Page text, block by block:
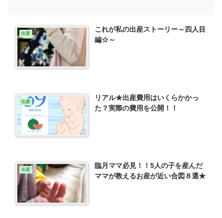
出産
これが私の出産ストーリー～四人目
編☆～
出産
リアル★出産費用はいくらかかっ
た？実際の費用を公開！！
出産
臨月ママ必見！！5人の子を産んだ
ママが教えるお産が近い合図８選★